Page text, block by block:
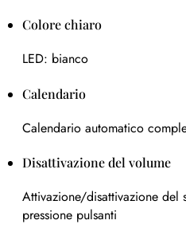
Colore chiaro
LED: bianco
Calendario
Calendario automatico
Disattivazione del volume
Attivazione/disattivazione del
pressione pulsanti